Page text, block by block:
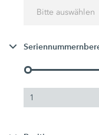
Bitte auswählen